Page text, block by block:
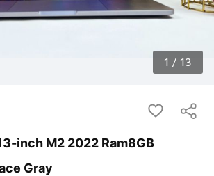
1 / 13
inch M2 2022 Ram8GB
Gray